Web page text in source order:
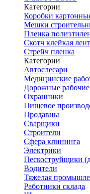
Категории
Коробки
Мешки
Пленка
Скотч клейкая
Стрейч пленка
Категории
Автослесари
Медицинские
Дорожные рабочие
Охранники
Пищевое
Продавцы
Сварщики
Строители
Сфера клининга
Электрики
Пескоструйщики
Водители
Тяжелая
Работники склада